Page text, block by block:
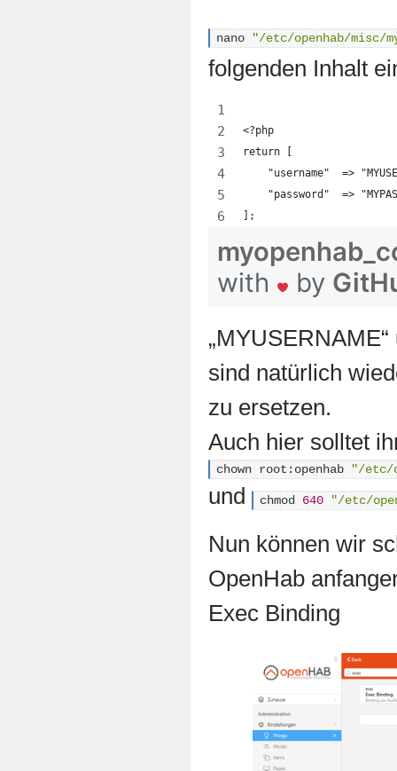
nano "/etc/openhab/misc/
folgenden Inhalt
<?php
return [
"username"  =>
"password"  =>
];
with
by
sind natürlich
zu ersetzen.
Auch hier solltet
chown root:openhab "/etc/
und chmod 640 "/etc/
Nun können wir
OpenHab
Exec Binding